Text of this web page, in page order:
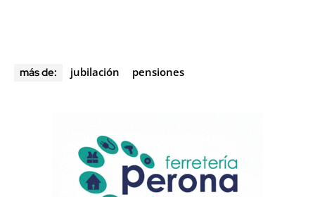
más de: jubilación pensiones